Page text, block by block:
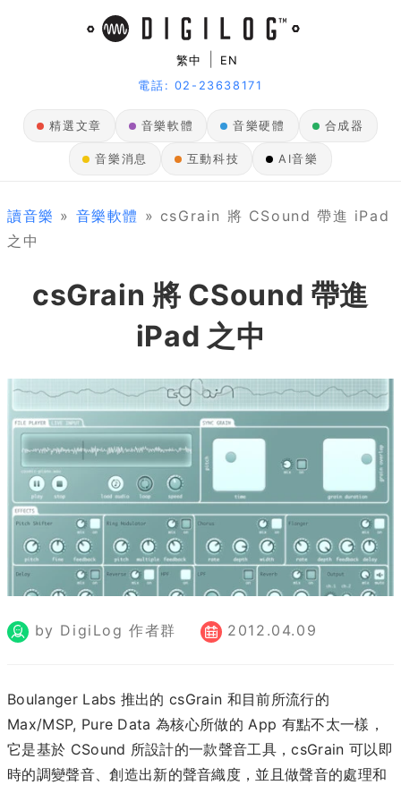
繁中
EN
電話: 02-23638171
精選文章 音樂軟體 音樂硬體 合成器
音樂消息 互動科技 AI音樂
讀音樂 » 音樂軟體 » csGrain 將 CSound 帶進 iPad
之中
csGrain 將 CSound 帶進
iPad 之中
by DigiLog 作者群 2012.04.09
Boulanger Labs 推出的 csGrain 和目前所流行的
Max/MSP, Pure Data 為核心所做的 App 有點不太一樣，
它是基於 CSound 所設計的一款聲音工具，csGrain 可以即
時的調變聲音、創造出新的聲音織度，並且做聲音的處理和